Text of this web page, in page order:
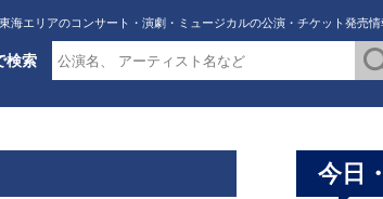
海エリアのコンサート・演劇・ミュージカルの公演・チケット発売情
検索
今日